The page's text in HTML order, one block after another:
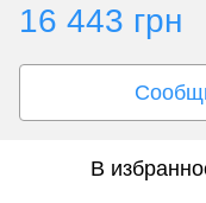
16 443 грн
В